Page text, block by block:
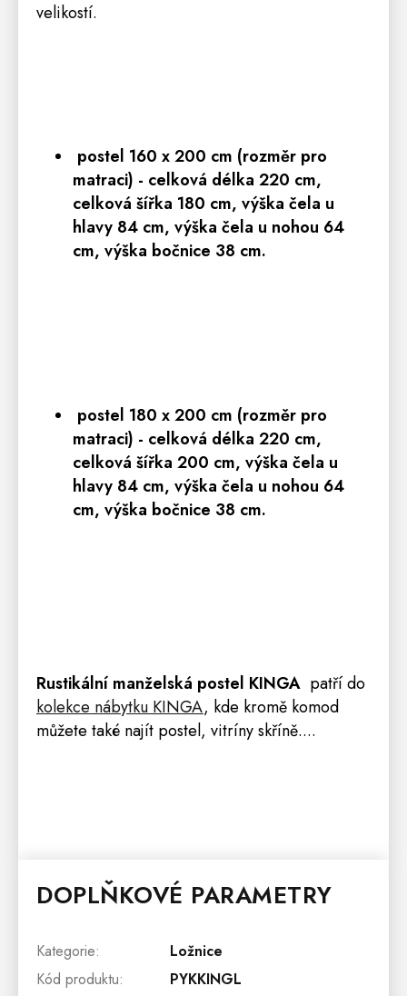
velikostí.
postel 160 x 200 cm (rozměr pro
matraci) - celková délka 220 cm,
celková šířka 180 cm, výška čela u
hlavy 84 cm, výška čela u nohou 64
cm, výška bočnice 38 cm.
postel 180 x 200 cm (rozměr pro
matraci) - celková délka 220 cm,
celková šířka 200 cm, výška čela u
hlavy 84 cm, výška čela u nohou 64
cm, výška bočnice 38 cm.
Rustikální manželská postel KINGA patří do
kolekce nábytku KINGA, kde kromě komod
můžete také najít postel, vitrínyskříně....
DOPLŇKOVÉ PARAMETRY
Kategorie:
Ložnice
Kód produktu: PYKKINGL